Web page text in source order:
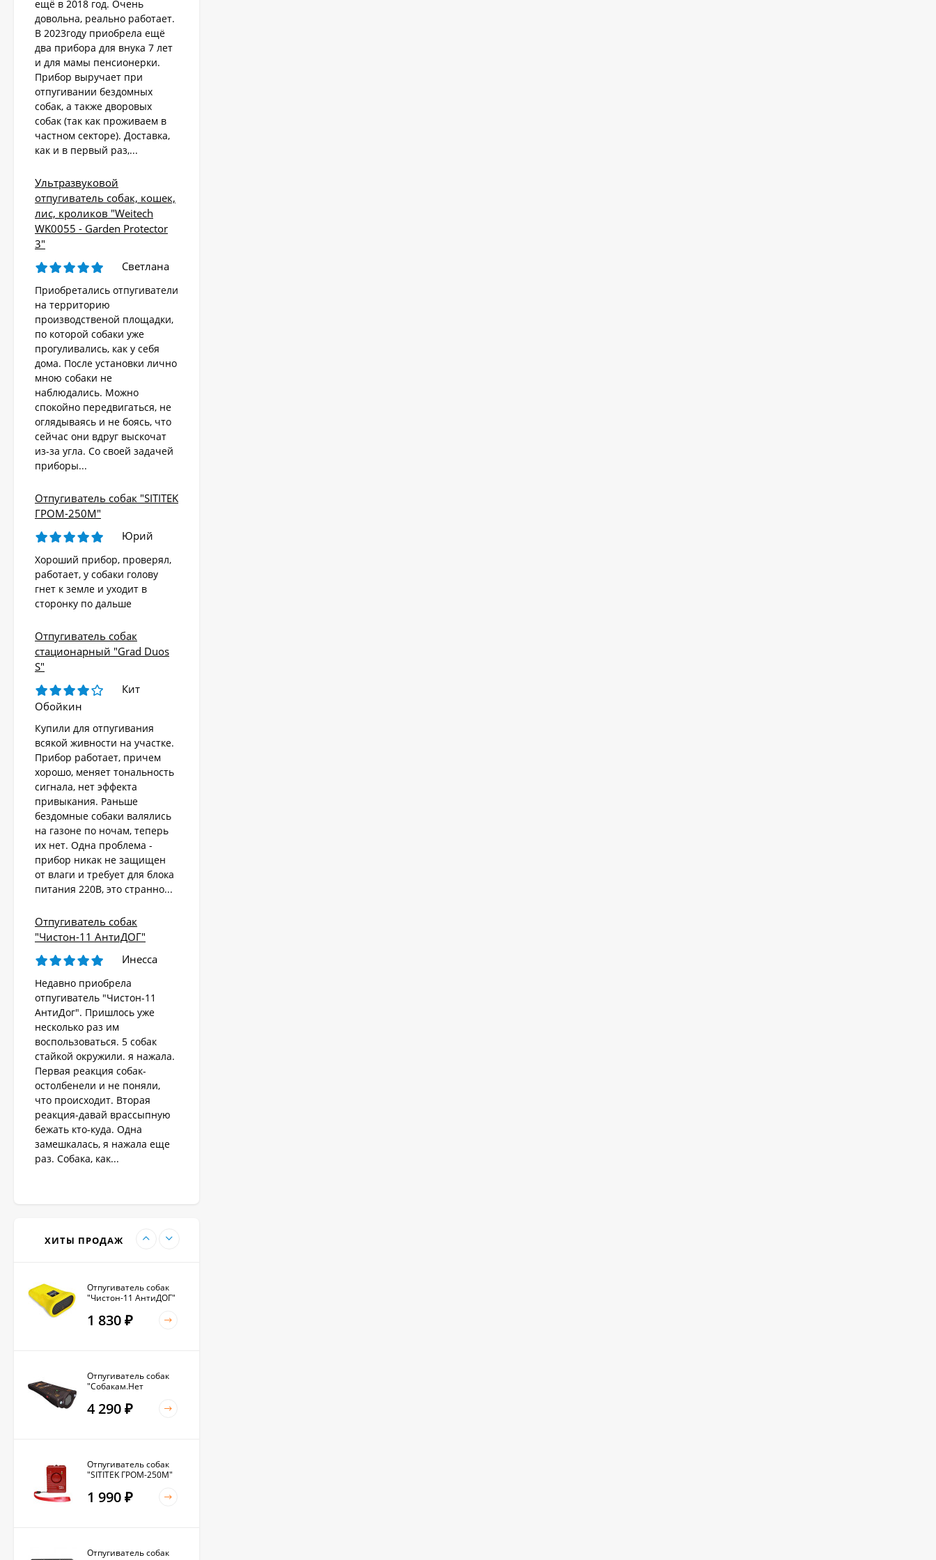
ещё в 2018 год. Очень
довольна, реально работает.
В 2023году приобрела ещё
два прибора для внука 7 лет
и для мамы пенсионерки.
Прибор выручает при
отпугивании бездомных
собак, а также дворовых
собак (так как проживаем в
частном секторе). Доставка,
как и в первый раз,...
Ультразвуковой
отпугиватель собак, кошек,
лис, кроликов "Weitech
WK0055 - Garden Protector
3"
Светлана
Приобретались отпугиватели
на территорию
производственой площадки,
по которой собаки уже
прогуливались, как у себя
дома. После установки лично
мною собаки не
наблюдались. Можно
спокойно передвигаться, не
оглядываясь и не боясь, что
сейчас они вдруг выскочат
из-за угла. Со своей задачей
приборы...
Отпугиватель собак "SITITEK
ГРОМ-250М"
Юрий
Хороший прибор, проверял,
работает, у собаки голову
гнет к земле и уходит в
сторонку по дальше
Отпугиватель собак
стационарный "Grad Duos
S"
Кит
Обойкин
Купили для отпугивания
всякой живности на участке.
Прибор работает, причем
хорошо, меняет тональность
сигнала, нет эффекта
привыкания. Раньше
бездомные собаки валялись
на газоне по ночам, теперь
их нет. Одна проблема -
прибор никак не защищен
от влаги и требует для блока
питания 220В, это странно...
Отпугиватель собак
"Чистон-11 АнтиДОГ"
Инесса
Недавно приобрела
отпугиватель "Чистон-11
АнтиДог". Пришлось уже
несколько раз им
воспользоваться. 5 собак
стайкой окружили. я нажала.
Первая реакция собак-
остолбенели и не поняли,
что происходит. Вторая
реакция-давай врассыпную
бежать кто-куда. Одна
замешкалась, я нажала еще
раз. Собака, как...
ХИТЫ ПРОДАЖ
Стационарный
отпугиватель
животных «AR-2403
Solar»
4 570₽
Ультразвуковой
отпугиватель собак,
кошек, лис, кроликов
"Weitech WK0055 -
8 690₽
Электроошейник для
дрессировки собак
«PET998DB»
3 480 ₽
Ошейник антилай
1 890₽
Отпугиватель собак
"Чистон-11 АнтиДОГ"
1 830 ₽
Отпугиватель собак
"Собакам.Нет
4 290 ₽
Отпугиватель собак
"SITITEK ГРОМ-250М"
1 990 ₽
Отпугиватель собак